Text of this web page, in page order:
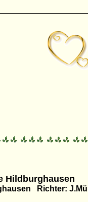
Hildburghausen
Richter: